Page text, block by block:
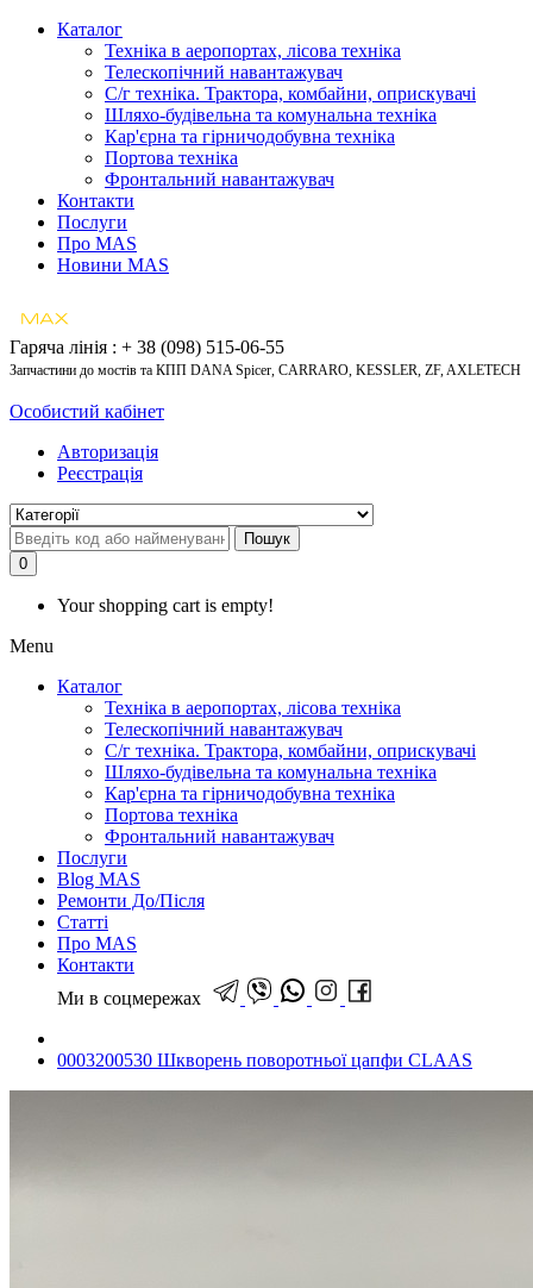
Каталог
Техніка в аеропортах, лісова техніка
Телескопічний навантажувач
С/г техніка. Трактора, комбайни, оприскувачі
Шляхо-будівельна та комунальна техніка
Кар'єрна та гірничодобувна техніка
Портова техніка
Фронтальний навантажувач
Контакти
Послуги
Про MAS
Новини MAS
Гаряча лінія : + 38 (098) 515-06-55
Запчастини до мостів та КПП DANA Spicer, CARRARO, KESSLER, ZF, AXLETECH
Особистий кабінет
Авторизація
Реєстрація
Пошук
0
Your shopping cart is empty!
Menu
Каталог
Техніка в аеропортах, лісова техніка
Телескопічний навантажувач
С/г техніка. Трактора, комбайни, оприскувачі
Шляхо-будівельна та комунальна техніка
Кар'єрна та гірничодобувна техніка
Портова техніка
Фронтальний навантажувач
Послуги
Blog MAS
Ремонти До/Після
Статті
Про MAS
Контакти
Ми в соцмережах
0003200530 Шкворень поворотньої цапфи CLAAS